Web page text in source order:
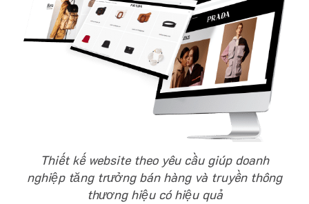
Thiết kế website theo yêu cầu giúp doanh
nghiệp tăng trưởng bán hàng và truyền thông
thương hiệu có hiệu quả